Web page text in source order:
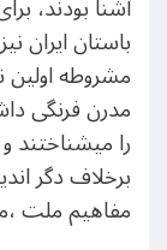
باستان ایران
مشروطه
مدرن فرنگی
را میشناختند
برخلاف دگر
مفاهیم ملت